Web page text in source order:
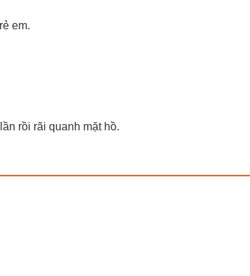
em.
rồi rãi quanh mặt hồ.